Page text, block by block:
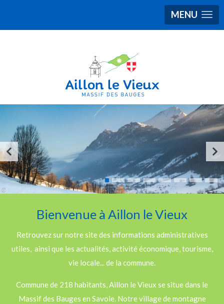
MENU
Bienvenue à Aillon le Vieux
Retrouvez sur notre site des informations administratives
utiles, ainsi que les actualités, activité économique, tourisme,
vie locale... de la commune.
Commune de 218 habitants, Aillon le Vieux se situe dans le
Massif des Bauges en Savoie. Notre village de montagne